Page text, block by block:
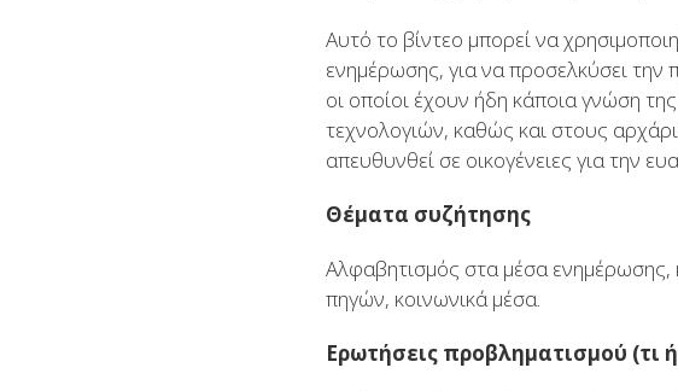
Αυτό το βίντεο μπορεί να
ενημέρωσης, για να προσελκύσει
οι οποίοι έχουν ήδη κάποια γνώση
τεχνολογιών, καθώς και στους
απευθυνθεί σε οικογένειες για την
Θέματα συζήτησης
Αλφαβητισμός στα μέσα
πηγών, κοινωνικά μέσα.
Ερωτήσεις προβληματισμού (τι